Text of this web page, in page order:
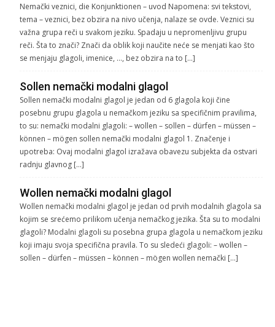
Nemački veznici, die Konjunktionen – uvod Napomena: svi tekstovi,
tema – veznici, bez obzira na nivo učenja, nalaze se ovde. Veznici su
važna grupa reči u svakom jeziku. Spadaju u nepromenljivu grupu
reči. Šta to znači? Znači da oblik koji naučite neće se menjati kao što
se menjaju glagoli, imenice, …, bez obzira na to […]
Sollen nemački modalni glagol
Sollen nemački modalni glagol je jedan od 6 glagola koji čine
posebnu grupu glagola u nemačkom jeziku sa specifičnim pravilima,
to su: nemački modalni glagoli: – wollen – sollen – dürfen – müssen –
können – mögen sollen nemački modalni glagol 1. Značenje i
upotreba: Ovaj modalni glagol izražava obavezu subjekta da ostvari
radnju glavnog […]
Wollen nemački modalni glagol
Wollen nemački modalni glagol je jedan od prvih modalnih glagola sa
kojim se srećemo prilikom učenja nemačkog jezika. Šta su to modalni
glagoli? Modalni glagoli su posebna grupa glagola u nemačkom jeziku
koji imaju svoja specifična pravila. To su sledeći glagoli: – wollen –
sollen – dürfen – müssen – können – mögen wollen nemački […]